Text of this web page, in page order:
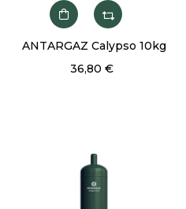
ANTARGAZ Calypso 10kg
36,80 €